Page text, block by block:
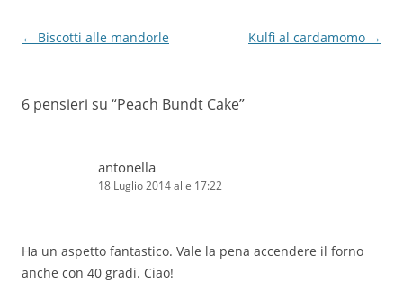
Navigazione
← Biscotti alle mandorle Kulfi al cardamomo →
6 pensieri su “Peach Bundt Cake”
antonella
18 Luglio 2014 alle 17:22
Ha un aspetto fantastico. Vale la pena accendere il forno
anche con 40 gradi. Ciao!